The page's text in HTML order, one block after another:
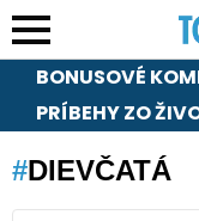
Menu
BONUSOVÉ
PRÍBEHY ZO
DIEVČATÁ